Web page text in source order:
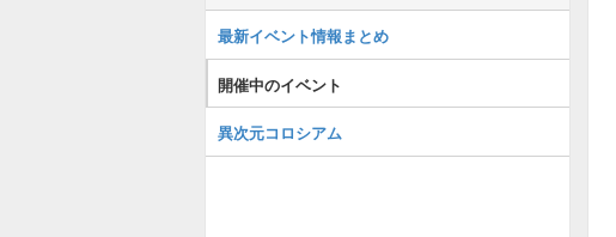
最新イベント情報まとめ
開催中のイベント
異次元コロシアム